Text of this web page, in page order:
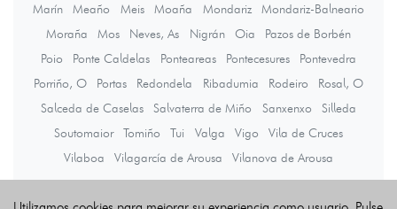
Marín
Meaño Meis Moaña Mondariz
Mondariz-Balneario
Moraña
Mos Neves, As Nigrán Oia
Pazos de Borbén
Poio
Ponte Caldelas Ponteareas Pontecesures
Pontevedra
Porriño, O
Portas Redondela Ribadumia Rodeiro
Rosal, O
Salceda de Caselas
Salvaterra de Miño Sanxenxo
Silleda
Soutomaior
Tomiño Tui Valga Vigo
Vila de Cruces
Vilaboa
Vilagarcía de Arousa Vilanova de Arousa